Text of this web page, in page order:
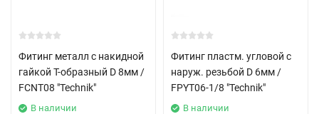
Фитинг металл с накидной
гайкой Т-образный D 8мм /
FCNT08 "Technik"
В наличии
Фитинг пластм. угловой с
наруж. резьбой D 6мм /
FPYT06-1/8 "Technik"
В наличии